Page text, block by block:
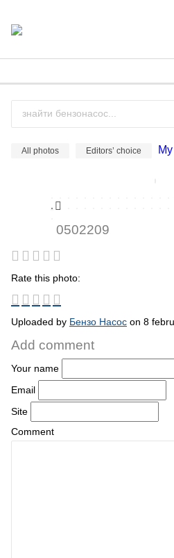
All photos Editors’ choice
0502209
Rate this photo:
Uploaded by Бензо Насос on 8
Add comment
Your name
Email
Site
Comment